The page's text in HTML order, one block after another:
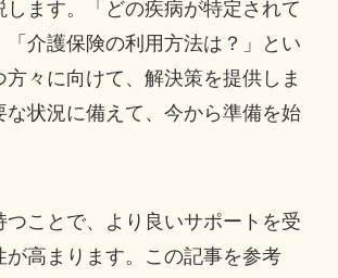
します。「どの疾病が特定されて
「介護保険の利用方法は？」とい
方々に向けて、解決策を提供しま
な状況に備えて、今から準備を始
つことで、より良いサポートを受
が高まります。この記事を参考